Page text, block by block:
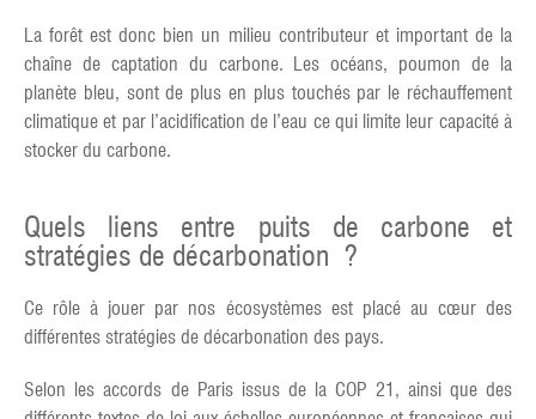
La forêt est donc bien un milieu contributeur et important de la
chaîne de captation du carbone. Les océans, poumon de la
planète bleu, sont de plus en plus touchés par le réchauffement
climatique et par l’acidification de l’eau ce qui limite leur capacité à
stocker du carbone.
Quels liens entre puits de carbone et
stratégies de décarbonation ?
Ce rôle à jouer par nos écosystèmes est placé au cœur des
différentes stratégies de décarbonation des pays.
Selon les accords de Paris issus de la COP 21, ainsi que des